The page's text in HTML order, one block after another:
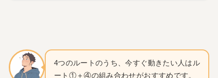
4つのルートのうち、今すぐ動きたい人はル
ート①＋④の組み合わせがおすすめです。